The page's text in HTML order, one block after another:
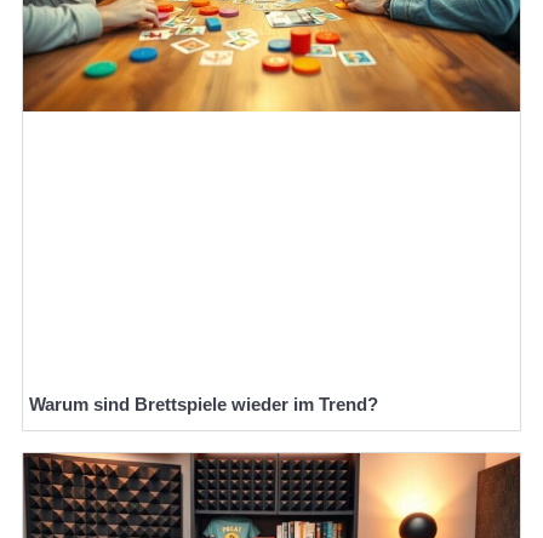
Warum sind Brettspiele wieder im Trend?